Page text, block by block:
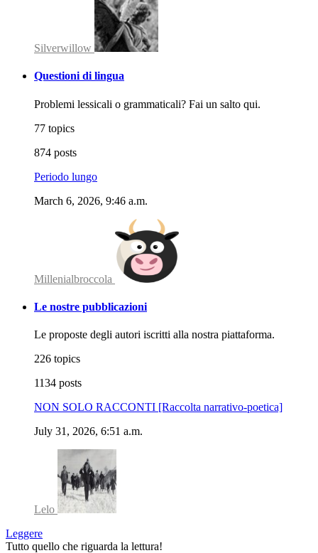
Silverwillow
Questioni di lingua
Problemi lessicali o grammaticali? Fai un salto qui.
77 topics
874 posts
Periodo lungo
March 6, 2026, 9:46 a.m.
Millenialbroccola
Le nostre pubblicazioni
Le proposte degli autori iscritti alla nostra piattaforma.
226 topics
1134 posts
NON SOLO RACCONTI [Raccolta narrativo-poetica]
July 31, 2026, 6:51 a.m.
Lelo
Leggere
Tutto quello che riguarda la lettura!